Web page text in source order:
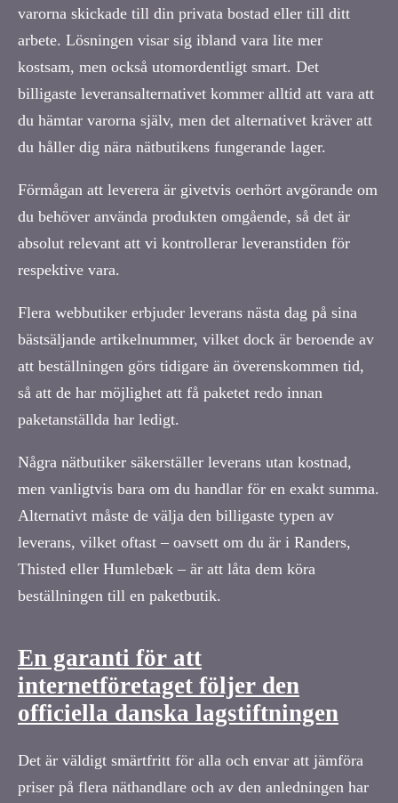
varorna skickade till din privata bostad eller till ditt
arbete. Lösningen visar sig ibland vara lite mer
kostsam, men också utomordentligt smart. Det
billigaste leveransalternativet kommer alltid att vara att
du hämtar varorna själv, men det alternativet kräver att
du håller dig nära nätbutikens fungerande lager.
Förmågan att leverera är givetvis oerhört avgörande om
du behöver använda produkten omgående, så det är
absolut relevant att vi kontrollerar leveranstiden för
respektive vara.
Flera webbutiker erbjuder leverans nästa dag på sina
bästsäljande artikelnummer, vilket dock är beroende av
att beställningen görs tidigare än överenskommen tid,
så att de har möjlighet att få paketet redo innan
paketanställda har ledigt.
Några nätbutiker säkerställer leverans utan kostnad,
men vanligtvis bara om du handlar för en exakt summa.
Alternativt måste de välja den billigaste typen av
leverans, vilket oftast – oavsett om du är i Randers,
Thisted eller Humlebæk – är att låta dem köra
beställningen till en paketbutik.
En garanti för att
internetföretaget följer den
officiella danska lagstiftningen
Det är väldigt smärtfritt för alla och envar att jämföra
priser på flera näthandlare och av den anledningen har